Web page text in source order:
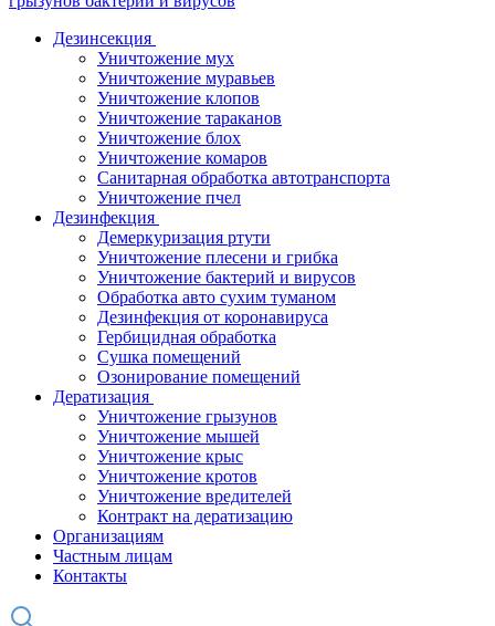
Дезинсекция
Уничтожение мух
Уничтожение муравьев
Уничтожение клопов
Уничтожение тараканов
Уничтожение блох
Уничтожение комаров
Санитарная обработка автотранспорта
Уничтожение пчел
Дезинфекция
Демеркуризация ртути
Уничтожение плесени и грибка
Уничтожение бактерий и вирусов
Обработка авто сухим туманом
Дезинфекция от коронавируса
Гербицидная обработка
Сушка помещений
Озонирование помещений
Дератизация
Уничтожение грызунов
Уничтожение мышей
Уничтожение крыс
Уничтожение кротов
Уничтожение вредителей
Контракт на дератизацию
Организациям
Частным лицам
Контакты